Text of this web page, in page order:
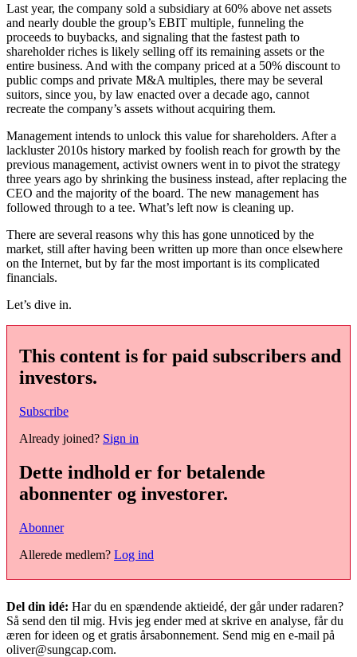
Last year, the company sold a subsidiary at 60% above net assets
and nearly double the group’s EBIT multiple, funneling the
proceeds to buybacks, and signaling that the fastest path to
shareholder riches is likely selling off its remaining assets or the
entire business. And with the company priced at a 50% discount to
public comps and private M&A multiples, there may be several
suitors, since you, by law enacted over a decade ago, cannot
recreate the company’s assets without acquiring them.
Management intends to unlock this value for shareholders. After a
lackluster 2010s history marked by foolish reach for growth by the
previous management, activist owners went in to pivot the strategy
three years ago by shrinking the business instead, after replacing the
CEO and the majority of the board. The new management has
followed through to a tee. What’s left now is cleaning up.
There are several reasons why this has gone unnoticed by the
market, still after having been written up more than once elsewhere
on the Internet, but by far the most important is its complicated
financials.
Let’s dive in.
This content is for paid subscribers and
investors.
Subscribe
Already joined? Sign in
Dette indhold er for betalende
abonnenter og investorer.
Abonner
Allerede medlem? Log ind
Del din idé: Har du en spændende aktieidé, der går under radaren?
Så send den til mig. Hvis jeg ender med at skrive en analyse, får du
æren for ideen og et gratis årsabonnement. Send mig en e-mail på
oliver@sungcap.com.